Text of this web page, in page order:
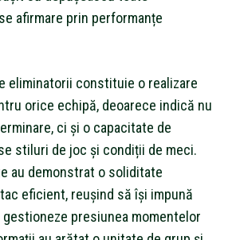
afirmare prin performanțe
eliminatorii constituie o realizare
orice echipă, deoarece indică nu
ci și o capacitate de
stiluri de joc și condiții de meci.
au demonstrat o soliditate
eficient, reușind să își impună
presiunea momentelor